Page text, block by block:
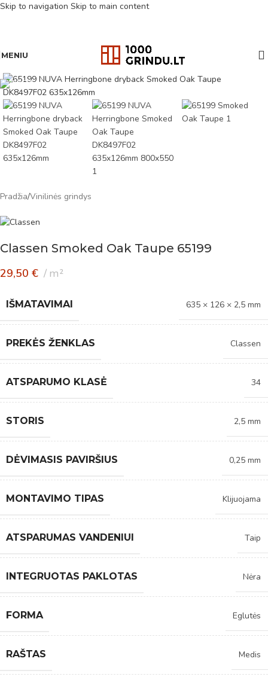
Skip to navigation Skip to main content
MENIU
Pradžia/Vinilinės grindys
Classen Smoked Oak Taupe 65199
29,50 € m²
IŠMATAVIMAI 635 × 126 × 2,5 mm
PREKĖS ŽENKLAS Classen
ATSPARUMO KLASĖ 34
STORIS 2,5 mm
DĖVIMASIS PAVIRŠIUS 0,25 mm
MONTAVIMO TIPAS Klijuojama
ATSPARUMAS VANDENIUI Taip
INTEGRUOTAS PAKLOTAS Nėra
FORMA Eglutės
RAŠTAS Medis